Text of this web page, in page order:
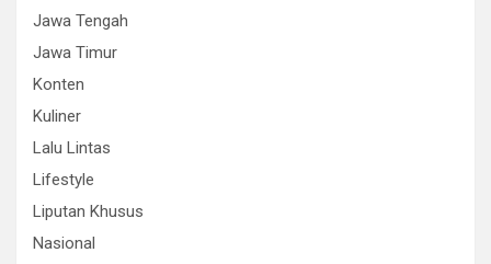
Jawa Tengah
Jawa Timur
Konten
Kuliner
Lalu Lintas
Lifestyle
Liputan Khusus
Nasional